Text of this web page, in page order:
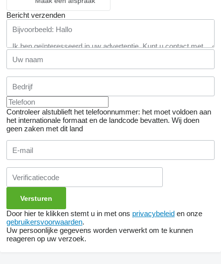
Bericht verzenden
Controleer alstublieft het telefoonnummer: het moet voldoen aan
het internationale formaat en de landcode bevatten. Wij doen
geen zaken met dit land
Door hier te klikken stemt u in met ons privacybeleid en onze
gebruikersvoorwaarden.
Uw persoonlijke gegevens worden verwerkt om te kunnen
reageren op uw verzoek.